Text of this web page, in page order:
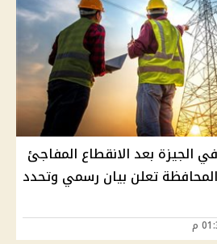
الجيزة بعد الانقطاع المفاجئ
تعلن بيان رسمي وتحدد